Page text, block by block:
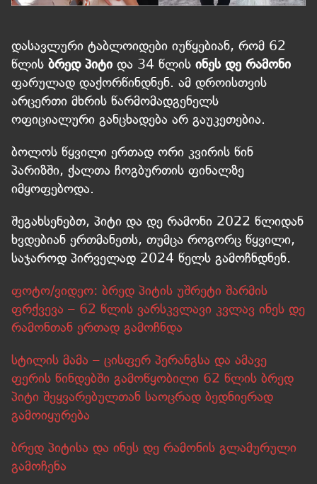
დასავლური ტაბლოიდები იუწყებიან, რომ 62
წლის ბრედ პიტი და 34 წლის ინეს დე რამონი
ფარულად დაქორწინდნენ. ამ დროისთვის
არცერთი მხრის წარმომადგენელს
ოფიციალური განცხადება არ გაუკეთებია.
ბოლოს წყვილი ერთად ორი კვირის წინ
პარიზში, ქალთა ჩოგბურთის ფინალზე
იმყოფებოდა.
შეგახსენებთ, პიტი და დე რამონი 2022 წლიდან
ხვდებიან ერთმანეთს, თუმცა როგორც წყვილი,
საჯაროდ პირველად 2024 წელს გამოჩნდნენ.
ფოტო/ვიდეო: ბრედ პიტის უშრეტი შარმის
ფრქვევა – 62 წლის ვარსკვლავი კვლავ ინეს დე
რამონთან ერთად გამოჩნდა
სტილის მამა – ცისფერ პერანგსა და ამავე
ფერის წინდებში გამოწყობილი 62 წლის ბრედ
პიტი შეყვარებულთან საოცრად ბედნიერად
გამოიყურება
ბრედ პიტისა და ინეს დე რამონის გლამურული
გამოჩენა